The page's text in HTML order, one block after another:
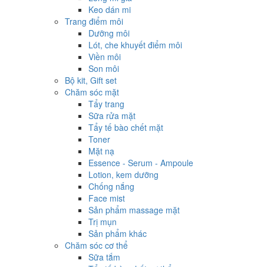
Keo dán mi
Trang điểm môi
Dưỡng môi
Lót, che khuyết điểm môi
Viền môi
Son môi
Bộ kit, Gift set
Chăm sóc mặt
Tẩy trang
Sữa rửa mặt
Tẩy tế bào chết mặt
Toner
Mặt nạ
Essence - Serum - Ampoule
Lotion, kem dưỡng
Chống nắng
Face mist
Sản phẩm massage mặt
Trị mụn
Sản phẩm khác
Chăm sóc cơ thể
Sữa tắm